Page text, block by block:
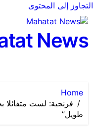
التجاوز إلى المحتوى
News
Home
فرنجية: لست متفائلا
طويل”